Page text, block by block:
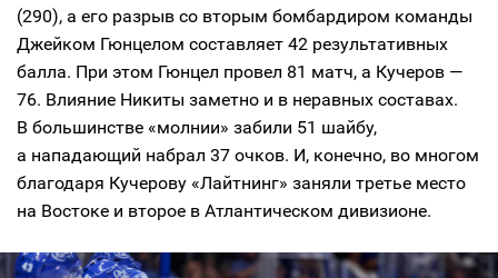
(290), а его разрыв со вторым бомбардиром команды
Джейком Гюнцелом составляет 42 результативных
балла. При этом Гюнцел провел 81 матч, а Кучеров —
76. Влияние Никиты заметно и в неравных составах.
В большинстве «молнии» забили 51 шайбу,
а нападающий набрал 37 очков. И, конечно, во многом
благодаря Кучерову «Лайтнинг» заняли третье место
на Востоке и второе в Атлантическом дивизионе.